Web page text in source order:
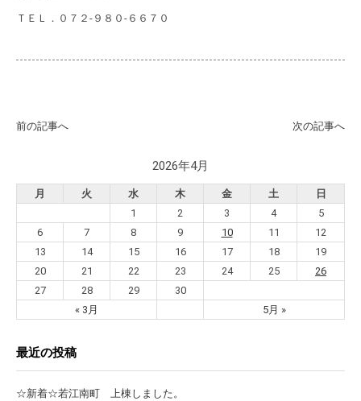
ＴＥＬ．０７２‐９８０‐６６７０
前の記事へ 次の記事へ
2026年4月
月 火 水 木 金 土 日
« 3月 5月 »
1 2 3 4
5
6
7 8 9 10 11
12
13
14 15 16 17 18
19
20
21 22 23 24 25
26
27
28 29 30
最近の投稿
☆新着☆若江南町 上棟しました。